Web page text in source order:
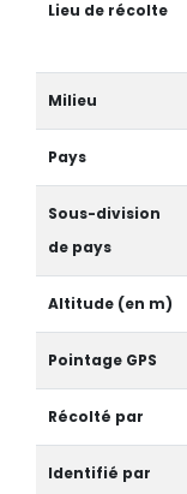
Lieu de récolte
Milieu
Pays
Sous-division
de pays
Altitude (en m)
Pointage GPS
Récolté par
Identifié par